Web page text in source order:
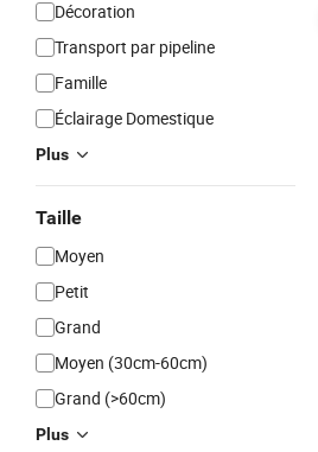
Décoration
Transport par pipeline
Famille
Éclairage Domestique
Plus
Taille
Moyen
Petit
Grand
Moyen (30cm-60cm)
Grand (>60cm)
Plus